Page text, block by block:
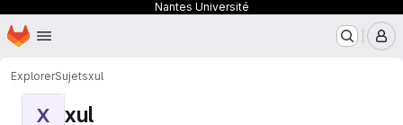
Nantes Université
Passer au contenu principal
Page d'accueil
ExplorerSujetsxul
X xul